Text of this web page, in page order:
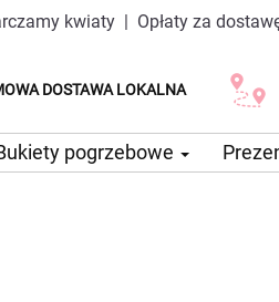
kwiaty | Opłaty za
DOSTAWA LOKALNA
tego samego dnia
datę dostawy
pogrzebowe